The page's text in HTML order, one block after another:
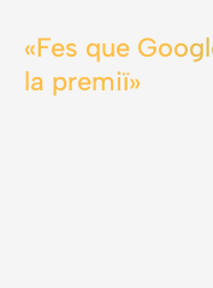
«Fes que
la premiï»